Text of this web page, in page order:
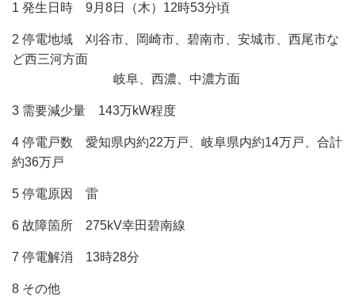
1 発生日時 9月8日（木）12時53分頃
2 停電地域 刈谷市、岡崎市、碧南市、安城市、西尾市な
ど西三河方面
岐阜、西濃、中濃方面
3 需要減少量 143万kW程度
4 停電戸数 愛知県内約22万戸、岐阜県内約14万戸、合計
約36万戸
5 停電原因 雷
6 故障箇所 275kV幸田碧南線
7 停電解消 13時28分
8 その他